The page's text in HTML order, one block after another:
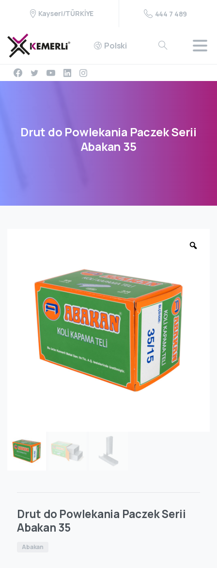
Kayseri/TÜRKİYE 444 7 489
Polski
Drut do Powlekania PaczekSerii
Abakan 35
Drut do Powlekania Paczek Serii
Abakan 35
Abakan